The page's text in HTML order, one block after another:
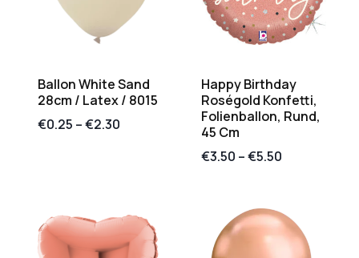
Ballon White Sand
28cm / Latex / 8015
€0.25 –€2.30
Happy Birthday
Roségold Konfetti,
Folienballon, Rund,
45 Cm
€3.50 –€5.50